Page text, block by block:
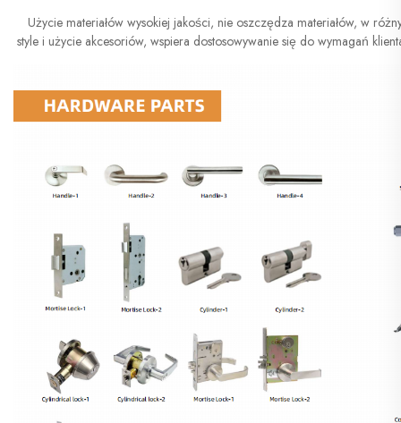
Użycie materiałów wysokiej jakości, nie oszczędza materiałów, w
style i użycie akcesoriów, wspiera dostosowywanie się do wymagań